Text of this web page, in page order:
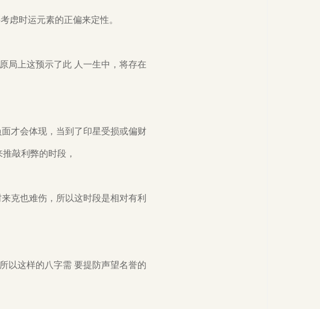
虑时运元素的正偏来定性。
局上这预示了此 人一生中，将存在
才会体现，当到了印星受损或偏财
敲利弊的时段，
克也难伤，所以这时段是相对有利
以这样的八字需 要提防声望名誉的